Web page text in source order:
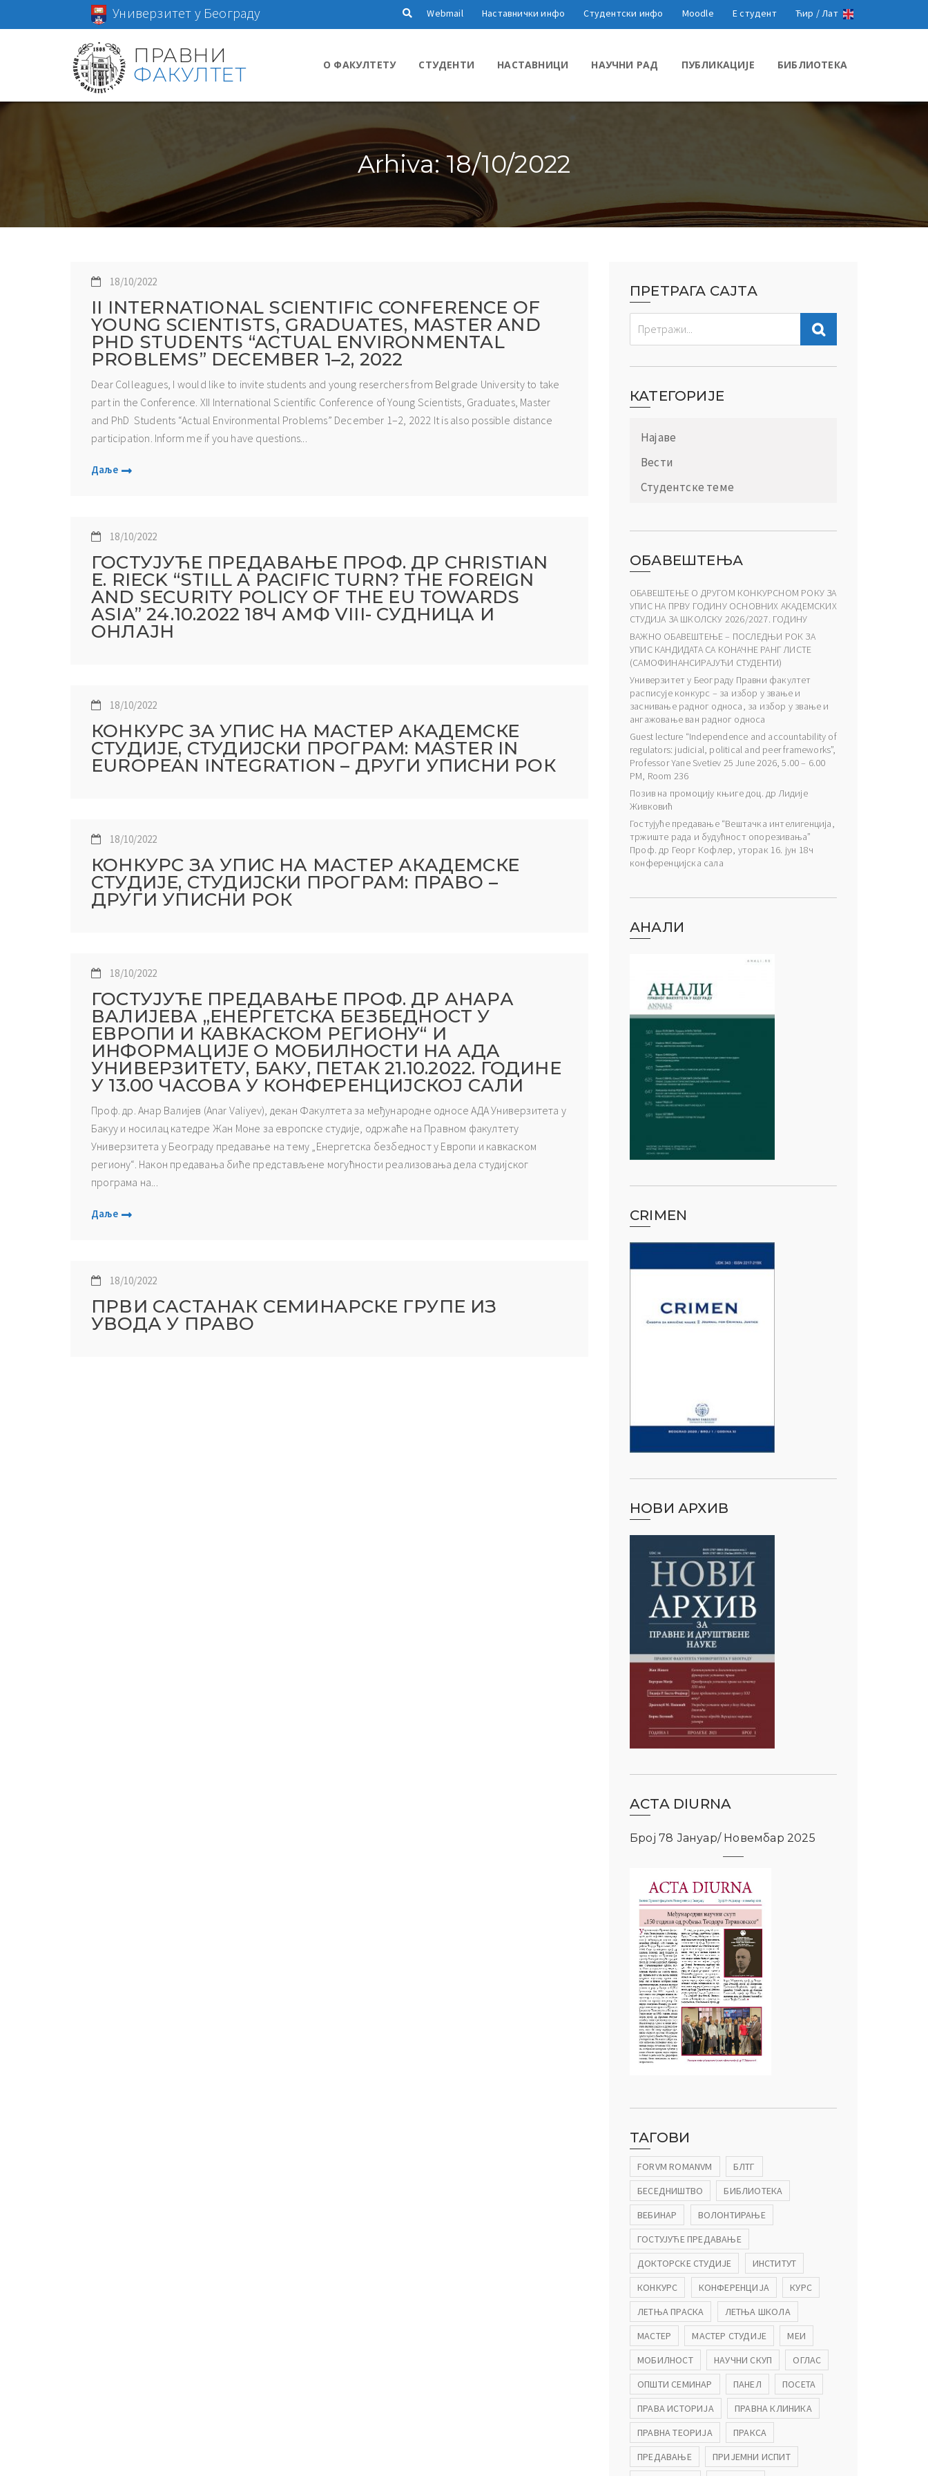
Универзитет у Београду Webmail Наставнички инфо Студентски инфо Moodle Е студент Ћир /Лат
ПРАВНИ
ФАКУЛТЕТ
О ФАКУЛТЕТУ СТУДЕНТИ НАСТАВНИЦИ НАУЧНИ РАД ПУБЛИКАЦИЈЕ БИБЛИОТЕКА
Arhiva: 18/10/2022
18/10/2022
II INTERNATIONAL SCIENTIFIC CONFERENCE OF
YOUNG SCIENTISTS, GRADUATES, MASTER AND
PHD STUDENTS “ACTUAL ENVIRONMENTAL
PROBLEMS” DECEMBER 1–2, 2022
Dear Colleagues, I would like to invite students and young reserchers from Belgrade University to take
part in the Conference. XII International Scientific Conference of Young Scientists, Graduates, Master
and PhD Students “Actual Environmental Problems” December 1–2, 2022 It is also possible distance
participation. Inform me if you have questions...
Даље
18/10/2022
ГОСТУЈУЋЕ ПРЕДАВАЊЕ ПРОФ. ДР CHRISTIAN
E. RIECK “STILL A PACIFIC TURN? THE FOREIGN
AND SECURITY POLICY OF THE EU TOWARDS
ASIA” 24.10.2022 18Ч АМФ VIII- СУДНИЦА И
ОНЛАЈН
18/10/2022
КОНКУРС ЗА УПИС НА МАСТЕР АКАДЕМСКЕ
СТУДИЈЕ, СТУДИЈСКИ ПРОГРАМ: MASTER IN
EUROPEAN INTEGRATION – ДРУГИ УПИСНИ РОК
18/10/2022
КОНКУРС ЗА УПИС НА МАСТЕР АКАДЕМСКЕ
СТУДИЈЕ, СТУДИЈСКИ ПРОГРАМ: ПРАВО –
ДРУГИ УПИСНИ РОК
18/10/2022
ГОСТУЈУЋЕ ПРЕДАВАЊЕ ПРОФ. ДР АНАРА
ВАЛИЈЕВА „ЕНЕРГЕТСКА БЕЗБЕДНОСТ У
ЕВРОПИ И КАВКАСКОМ РЕГИОНУ“ И
ИНФОРМАЦИЈЕ О МОБИЛНОСТИ НА АДА
УНИВЕРЗИТЕТУ, БАКУ, ПЕТАК 21.10.2022. ГОДИНЕ
У 13.00 ЧАСОВА У КОНФЕРЕНЦИЈСКОЈ САЛИ
Проф. др. Анар Валијев (Anar Valiyev), декан Факултета за међународне односе АДА Универзитета у
Бакуу и носилац катедре Жан Моне за европске студије, одржаће на Правном факултету
Универзитета у Београду предавање на тему „Енергетска безбедност у Европи и кавкаском
региону“. Након предавања биће представљене могућности реализовања дела студијског
програма на...
Даље
18/10/2022
ПРВИ САСТАНАК СЕМИНАРСКЕ ГРУПЕ ИЗ
УВОДА У ПРАВО
ПРЕТРАГА САЈТА
КАТЕГОРИЈЕ
Најаве
Вести
Студентске теме
ОБАВЕШТЕЊА
ОБАВЕШТЕЊЕ О ДРУГОМ КОНКУРСНОМ РОКУ ЗА
УПИС НА ПРВУ ГОДИНУ ОСНОВНИХ АКАДЕМСКИХ
СТУДИЈА ЗА ШКОЛСКУ 2026/2027. ГОДИНУ
ВАЖНО ОБАВЕШТЕЊЕ – ПОСЛЕДЊИ РОК ЗА
УПИС КАНДИДАТА СА КОНАЧНЕ РАНГ ЛИСТЕ
(САМОФИНАНСИРАЈУЋИ СТУДЕНТИ)
Универзитет у Београду Правни факултет
расписује конкурс – за избор у звање и
заснивање радног односа, за избор у звање и
ангажовање ван радног односа
Guest lecture “Independence and accountability of
regulators: judicial, political and peer frameworks”,
Professor Yane Svetiev 25 June 2026, 5.00 – 6.00
PM, Room 236
Позив на промоцију књиге доц. др Лидије
Живковић
Гостујуће предавање “Вештачка интелигенција,
тржиште рада и будућност опорезивања”
Проф. др Георг Кофлер, уторак 16. јун 18ч
конференцијска сала
АНАЛИ
CRIMEN
НОВИ АРХИВ
ACTA DIURNA
Број 78 Јануар/ Новембар 2025
ТАГОВИ
FORVM ROMANVM
БЛТГ
БЕСЕДНИШТВО
БИБЛИОТЕКА
ВЕБИНАР
ВОЛОНТИРАЊЕ
ГОСТУЈУЋЕ ПРЕДАВАЊЕ
ДОКТОРСКЕ СТУДИЈЕ
ИНСТИТУТ
КОНКУРС
КОНФЕРЕНЦИЈА
КУРС
ЛЕТЊА ПРАСКА
ЛЕТЊА ШКОЛА
МАСТЕР
МАСТЕР СТУДИЈЕ
МЕИ
МОБИЛНОСТ
НАУЧНИ СКУП
ОГЛАС
ОПШТИ СЕМИНАР
ПАНЕЛ
ПОСЕТА
ПРАВА ИСТОРИЈА
ПРАВНА КЛИНИКА
ПРАВНА ТЕОРИЈА
ПРАКСА
ПРЕДАВАЊЕ
ПРИЈЕМНИ ИСПИТ